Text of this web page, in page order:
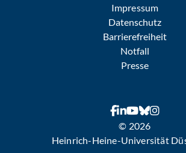
Impressum
Datenschutz
Barrierefreiheit
Notfall
Presse
© 2026
Heinrich-Heine-Universität